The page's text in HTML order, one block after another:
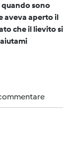
quando sono
aveva aperto il
che il lievito si